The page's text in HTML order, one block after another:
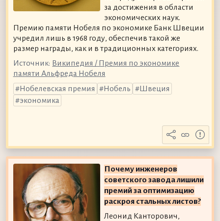
за достижения в области
экономических наук.
Премию памяти Нобеля по экономике Банк Швеции
учредил лишь в 1968 году, обеспечив такой же
размер награды, как и в традиционных категориях.
Источник: Википедия / Премия по экономике
памяти Альфреда Нобеля
Нобелевская премия
Нобель
Швеция
экономика
Почему инженеров
советского завода лишили
премий за оптимизацию
раскроя стальных листов?
Леонид Канторович,